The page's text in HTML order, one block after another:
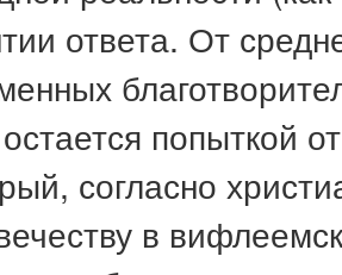
ответа. От
попыткой
согласно
в